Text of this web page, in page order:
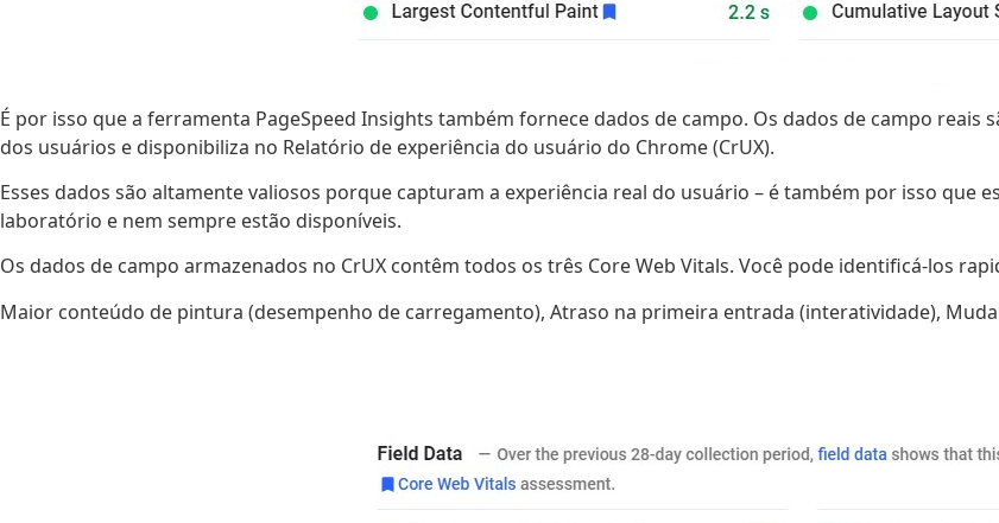
É por isso que a ferramenta PageSpeed Insights também fornece dados de campo. Os dados de campo reais
dos usuários e disponibiliza no Relatório de experiência do usuário do Chrome (CrUX).
Esses dados são altamente valiosos porque capturam a experiência real do usuário – é também por isso que
laboratório e nem sempre estão disponíveis.
Os dados de campo armazenados no CrUX contêm todos os três Core Web Vitals. Você pode identificá-los
Maior conteúdo de pintura (desempenho de carregamento), Atraso na primeira entrada (interatividade),